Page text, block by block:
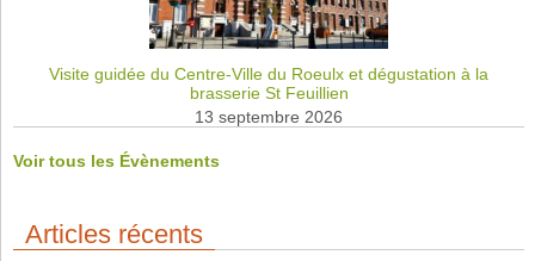
Visite guidée du Centre-Ville du Roeulx et dégustation à la
brasserie St Feuillien
13 septembre 2026
Voir tous les Évènements
Articles récents